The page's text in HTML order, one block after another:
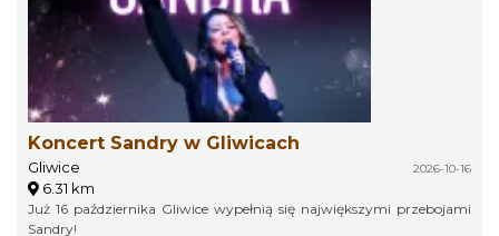
Koncert Sandry w Gliwicach
Gliwice 2026-10-16
6.31 km
Już 16 października Gliwice wypełnią się największymi przebojami
Sandry!